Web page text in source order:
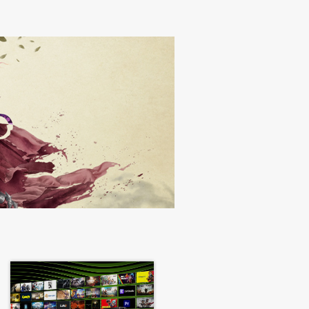
GeForceRTX 4080,NVIDIAGeForce
RTX 4070,NVIDIAGeForceRTX
GeForce GPUs can be found